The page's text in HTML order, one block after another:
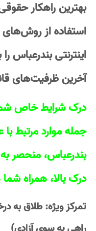
بهترین راهکار
استفاده از
اینترنتی بندرعباس
آخرین ظرفیت‌های
درک شرایط خاص
جمله موارد مرتبط
بندرعباس، منحصر
درک بالا، همراه
تمرکز ویژه: طلاق به